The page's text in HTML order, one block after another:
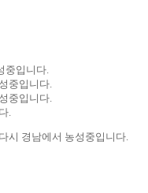
중입니다.
중입니다.
중입니다.
.
시 경남에서 농성중입니다.